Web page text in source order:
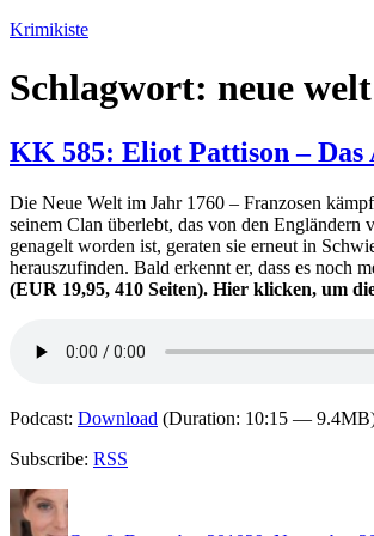
Zum
springen
Krimikiste
Schlagwort: neue welt
KK 585: Eliot Pattison – Das
Die Neue Welt im Jahr 1760 – Franzosen
seinem Clan überlebt, das von den
genagelt worden ist, geraten sie erneut in
herauszufinden. Bald erkennt er, dass es noch
(EUR 19,95, 410 Seiten). Hier klicken, um
Podcast: Download (Duration: 10:15 —
Subscribe: RSS
Autor